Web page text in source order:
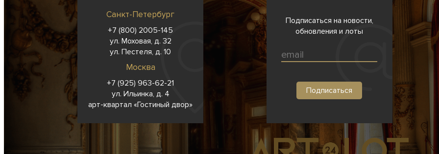
Санкт-Петербург
+7 (800) 2005-145
ул. Моховая, д. 32
ул. Пестеля, д. 10
Москва
+7 (925) 963-62-21
ул. Ильинка, д. 4
арт-квартал «Гостиный двор»
Подписаться на новости,
обновления и лоты